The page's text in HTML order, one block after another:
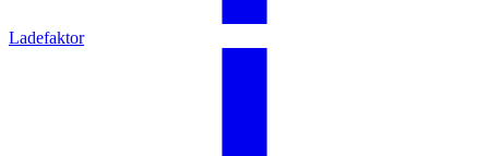
Ladefaktor